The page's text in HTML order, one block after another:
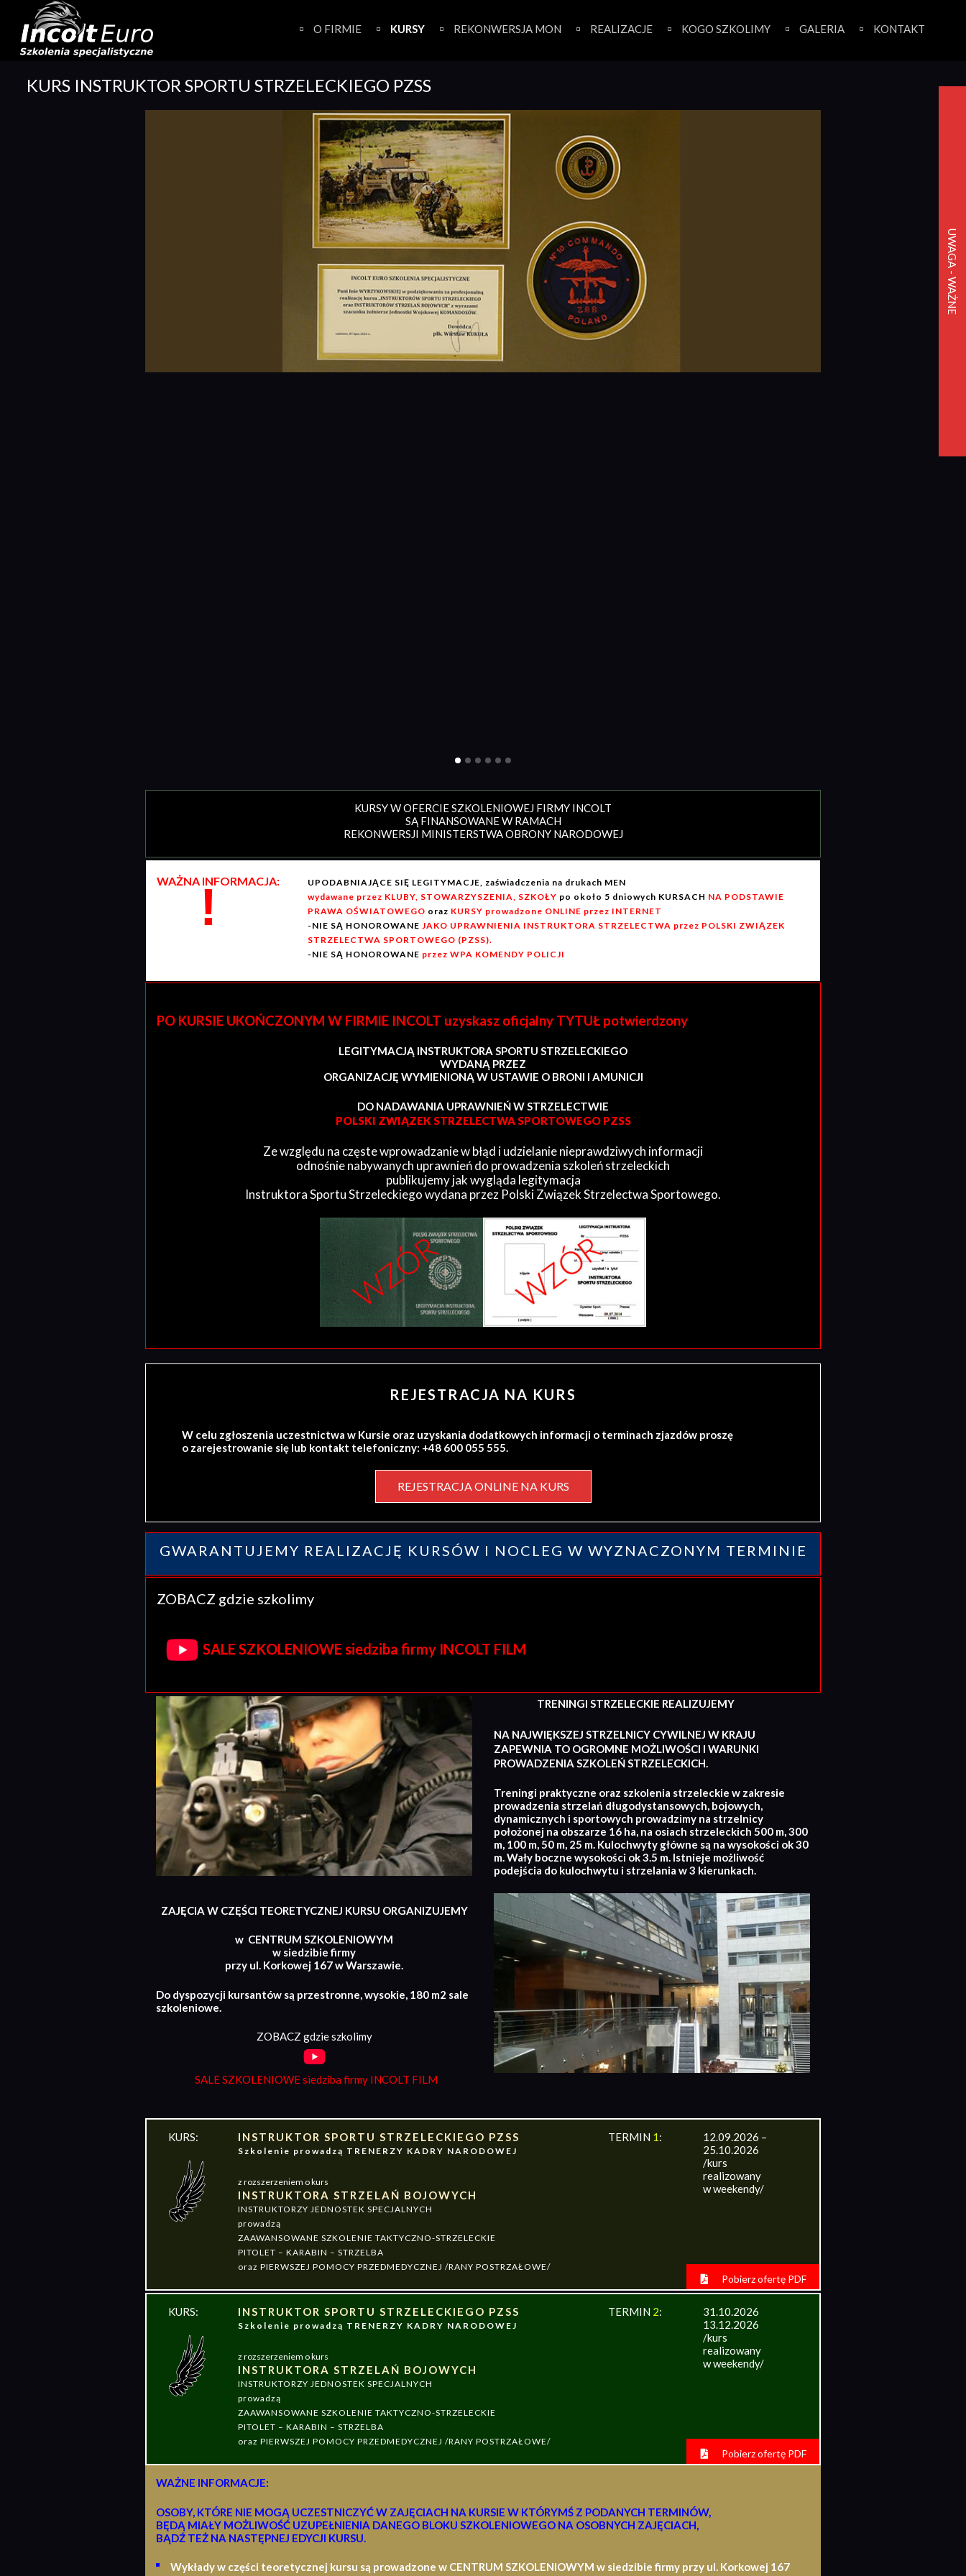
content
O FIRMIE KURSY REKONWERSJA MON REALIZACJE KOGO SZKOLIMY GALERIA KONTAKT
KURS INSTRUKTOR SPORTU STRZELECKIEGO PZSS
KURSY W OFERCIE SZKOLENIOWEJ FIRMY INCOLT
SĄ FINANSOWANE W RAMACH
REKONWERSJI MINISTERSTWA OBRONY NARODOWEJ
WAŻNA INFORMACJA:
!
UPODABNIAJĄCE SIĘ LEGITYMACJE, zaświadczenia na drukach MEN
wydawane przez KLUBY, STOWARZYSZENIA, SZKOŁY po około 5 dniowych KURSACH NA PODSTAWIE
PRAWA OŚWIATOWEGO oraz KURSY prowadzone ONLINE przez INTERNET
-NIE SĄ HONOROWANE JAKO UPRAWNIENIA INSTRUKTORA STRZELECTWA przez POLSKI ZWIĄZEK
STRZELECTWA SPORTOWEGO (PZSS).
-NIE SĄ HONOROWANE przez WPA KOMENDY POLICJI
PO KURSIE UKOŃCZONYM W FIRMIE INCOLT uzyskasz oficjalny TYTUŁ potwierdzony
LEGITYMACJĄ INSTRUKTORA SPORTU STRZELECKIEGO
WYDANĄ PRZEZ
ORGANIZACJĘ WYMIENIONĄ W USTAWIE O BRONI I AMUNICJI
DO NADAWANIA UPRAWNIEŃ W STRZELECTWIE
POLSKI ZWIĄZEK STRZELECTWA SPORTOWEGO PZSS
Ze względu na częste wprowadzanie w błąd i udzielanie nieprawdziwych informacji
odnośnie nabywanych uprawnień do prowadzenia szkoleń strzeleckich
publikujemy jak wygląda legitymacja
Instruktora Sportu Strzeleckiego wydana przez Polski Związek Strzelectwa Sportowego.
REJESTRACJA NA KURS
W celu zgłoszenia uczestnictwa w Kursie oraz uzyskania dodatkowych informacji o terminach zjazdów proszę
o zarejestrowanie się lub kontakt telefoniczny: +48 600 055 555.
REJESTRACJA ONLINE NA KURS
GWARANTUJEMY REALIZACJĘ KURSÓW I NOCLEG W WYZNACZONYM TERMINIE
ZOBACZ gdzie szkolimy
SALE SZKOLENIOWE siedziba firmy INCOLT FILM
TRENINGI STRZELECKIE REALIZUJEMY
NA NAJWIĘKSZEJ STRZELNICY CYWILNEJ W KRAJU
ZAPEWNIA TO OGROMNE MOŻLIWOŚCI I WARUNKI
PROWADZENIA SZKOLEŃ STRZELECKICH.
Treningi praktyczne oraz szkolenia strzeleckie w zakresie
prowadzenia strzelań długodystansowych, bojowych,
dynamicznych i sportowych prowadzimy na strzelnicy
położonej na obszarze 16 ha, na osiach strzeleckich 500 m, 300
m, 100 m, 50 m, 25 m. Kulochwyty główne są na wysokości ok 30
m. Wały boczne wysokości ok 3.5 m. Istnieje możliwość
podejścia do kulochwytu i strzelania w 3 kierunkach.
ZAJĘCIA W CZĘŚCI TEORETYCZNEJ KURSU ORGANIZUJEMY
w CENTRUM SZKOLENIOWYM
w siedzibie firmy
przy ul. Korkowej 167 w Warszawie.
Do dyspozycji kursantów są przestronne, wysokie, 180 m2 sale
szkoleniowe.
ZOBACZ gdzie szkolimy
SALE SZKOLENIOWE siedziba firmy INCOLT FILM
KURS: INSTRUKTOR SPORTU STRZELECKIEGO PZSS
Szkolenie prowadzą TRENERZY KADRY NARODOWEJ
z rozszerzeniem o kurs
INSTRUKTORA STRZELAŃ BOJOWYCH
INSTRUKTORZY JEDNOSTEK SPECJALNYCH
prowadzą
ZAAWANSOWANE SZKOLENIE TAKTYCZNO-STRZELECKIE
PITOLET – KARABIN – STRZELBA
oraz PIERWSZEJ POMOCY PRZEDMEDYCZNEJ /RANY POSTRZAŁOWE/
TERMIN 1:
12.09.2026 –
25.10.2026
/kurs
realizowany
w weekendy/
Pobierz ofertę PDF
KURS: INSTRUKTOR SPORTU STRZELECKIEGO PZSS
Szkolenie prowadzą TRENERZY KADRY NARODOWEJ
z rozszerzeniem o kurs
INSTRUKTORA STRZELAŃ BOJOWYCH
INSTRUKTORZY JEDNOSTEK SPECJALNYCH
prowadzą
ZAAWANSOWANE SZKOLENIE TAKTYCZNO-STRZELECKIE
PITOLET – KARABIN – STRZELBA
oraz PIERWSZEJ POMOCY PRZEDMEDYCZNEJ /RANY POSTRZAŁOWE/
TERMIN 2:
31.10.2026
13.12.2026
/kurs
realizowany
w weekendy/
Pobierz ofertę PDF
WAŻNE INFORMACJE:
OSOBY, KTÓRE NIE MOGĄ UCZESTNICZYĆ W ZAJĘCIACH NA KURSIE W KTÓRYMŚ Z PODANYCH TERMINÓW,
BĘDĄ MIAŁY MOŻLIWOŚĆ UZUPEŁNIENIA DANEGO BLOKU SZKOLENIOWEGO NA OSOBNYCH ZAJĘCIACH,
BĄDŹ TEŻ NA NASTĘPNEJ EDYCJI KURSU.
Wykłady w części teoretycznej kursu są prowadzone w CENTRUM SZKOLENIOWYM w siedzibie firmy przy ul. Korkowej 167
UWAGA - WAŻNE